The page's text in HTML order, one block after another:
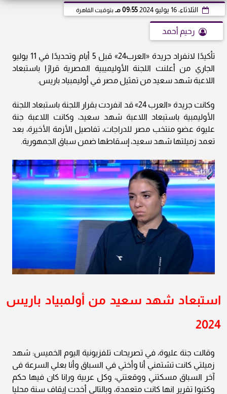
الثلاثاء، 16 يوليو 2024 09:55 مـ بتوقيت القاهرة
رحيم أحمد
تأكيدًا لانفراد جريدة «العرب24» قبل 5 أيام وتحديدًا في 11 يوليو
الجاري من أعلنت اللجنة الأوليميبية المصرية قرارًا باستبعاد
اللاعبة شهد سعيد من تمثيل مصر في أوليمبياد باريس.
وكانت جريدة «العرب 24» قد انفردت بقرار اللجنة باستبعاد اللجنة
الأوليمبية باستبعاد اللاعبة شهد سعيد، وكانت اللاعبة جنة
عليوة عضو منتخب مصر للدراجات، تفاصيل الأزمة الأخيرة، بعد
تعمد زميلتها شهد سعيد، إسقاطها ضمن سباق الجمهورية.
استبعاد شهد سعيد من أولمبياد باريس
2024
وقالت جنة عليوة، في تصريحات تلفزيونية اليوم الخميس: شهد
زميلتي كانت تشتمني أنا وأختي في السباق وأنا بعلي السرعة فى
آخر السباق مسكتني ووقعتني، وكل عربية ورانا كان فيها حكم
وكتبوا تقرير انها كانت متعمدة، وبالتالي أخدت إيقاف سنة محليا